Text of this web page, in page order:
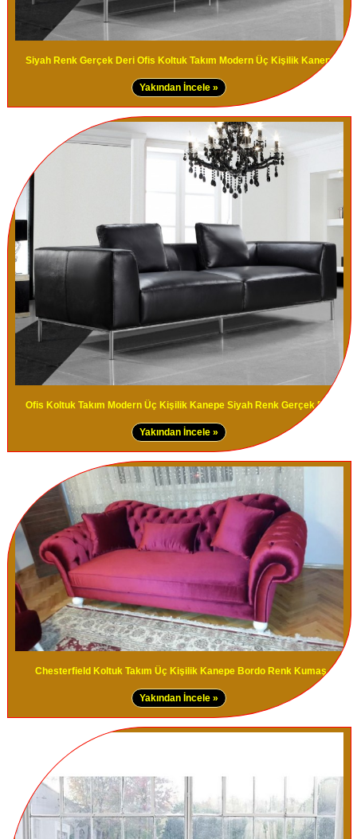
Siyah Renk Gerçek Deri Ofis Koltuk Takım Modern Üç Kişilik Kanepe
Yakından İncele »
Ofis Koltuk Takım Modern Üç Kişilik Kanepe Siyah Renk Gerçek Deri
Yakından İncele »
Chesterfield Koltuk Takım Üç Kişilik Kanepe Bordo Renk Kumaş
Yakından İncele »